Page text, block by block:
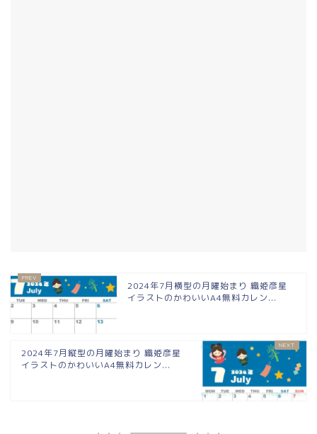
2024年7月横型の月曜始まり 織姫彦星
イラストのかわいいA4無料カレン...
2024年7月縦型の月曜始まり 織姫彦星
イラストのかわいいA4無料カレン...